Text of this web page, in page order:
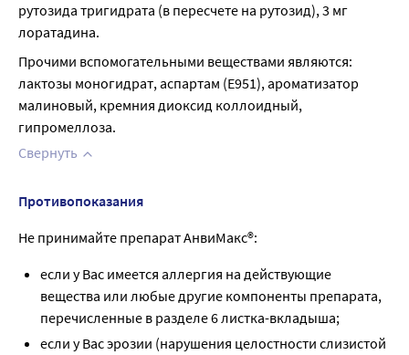
рутозида тригидрата (в пересчете на рутозид), 3 мг
лоратадина.
Прочими вспомогательными веществами являются:
лактозы моногидрат, аспартам (Е951), ароматизатор
малиновый, кремния диоксид коллоидный,
гипромеллоза.
Свернуть
Противопоказания
Не принимайте препарат АнвиМакс®:
если у Вас имеется аллергия на действующие
вещества или любые другие компоненты препарата,
перечисленные в разделе 6 листка-вкладыша;
если у Вас эрозии (нарушения целостности слизистой